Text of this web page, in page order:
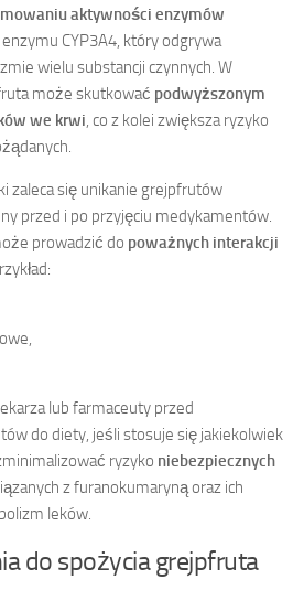
aktywności enzymów
enzymu CYP3A4, który odgrywa
wielu substancji czynnych. W
może skutkować podwyższonym
we krwi, co z kolei zwiększa ryzyko
zaleca się unikanie grejpfrutów
przed i po przyjęciu medykamentów.
prowadzić do poważnych interakcji
lub farmaceuty przed
do diety, jeśli stosuje się jakiekolwiek
ryzyko niebezpiecznych
z furanokumaryną oraz ich
leków.
do spożycia grejpfruta